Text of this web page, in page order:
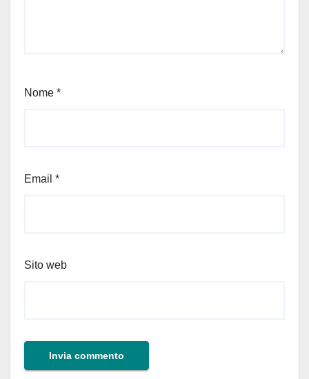
Nome *
Email *
Sito web